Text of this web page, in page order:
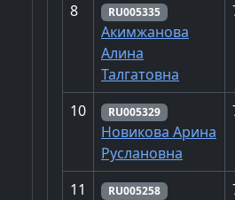
8 RU005335
Акимжанова
Алина
Талгатовна
10 RU005329
Новикова Арина
Руслановна
11 RU005258